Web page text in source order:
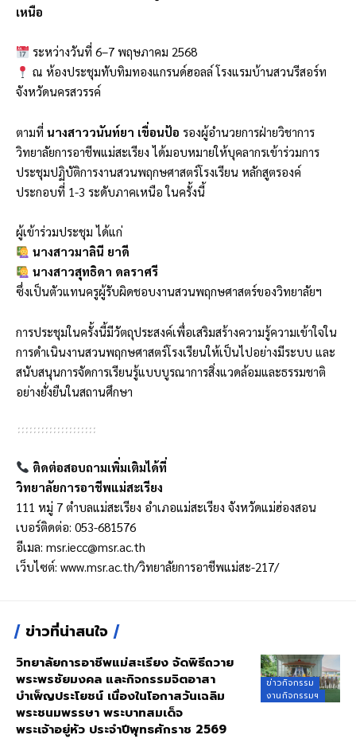
เหนือ
ระหว่างวันที่ 6–7 พฤษภาคม 2568
ณ ห้องประชุมทับทิมทองแกรนด์ฮอลล์ โรงแรมบ้านสวนรีสอร์ท
จังหวัดนครสวรรค์
ตามที่ นางสาววนันท์ยา เขื่อนป้อ รองผู้อำนวยการฝ่ายวิชาการ
วิทยาลัยการอาชีพแม่สะเรียง ได้มอบหมายให้บุคลากรเข้าร่วมการ
ประชุมปฏิบัติการงานสวนพฤกษศาสตร์โรงเรียน หลักสูตรองค์
ประกอบที่ 1-3 ระดับภาคเหนือ ในครั้งนี้
ผู้เข้าร่วมประชุม ได้แก่
นางสาวมาลินี ยาดี
นางสาวสุทธิดา ดลราศรี
ซึ่งเป็นตัวแทนครูผู้รับผิดชอบงานสวนพฤกษศาสตร์ของวิทยาลัยฯ
การประชุมในครั้งนี้มีวัตถุประสงค์เพื่อเสริมสร้างความรู้ความเข้าใจใน
การดำเนินงานสวนพฤกษศาสตร์โรงเรียนให้เป็นไปอย่างมีระบบ และ
สนับสนุนการจัดการเรียนรู้แบบบูรณาการสิ่งแวดล้อมและธรรมชาติ
อย่างยั่งยืนในสถานศึกษา
ติดต่อสอบถามเพิ่มเติมได้ที่
วิทยาลัยการอาชีพแม่สะเรียง
111 หมู่ 7 ตำบลแม่สะเรียง อำเภอแม่สะเรียง จังหวัดแม่ฮ่องสอน
เบอร์ติดต่อ: 053-681576
อีเมล: msr.iecc@msr.ac.th
เว็บไซต์: www.msr.ac.th/วิทยาลัยการอาชีพแม่สะ-217/
ข่าวที่น่าสนใจ
ข่าวกิจกรรม
งานกิจกรรมฯ
วิทยาลัยการอาชีพแม่สะเรียง จัดพิธีถวาย
พระพรชัยมงคล และกิจกรรมจิตอาสา
บำเพ็ญประโยชน์ เนื่องในโอกาสวันเฉลิม
พระชนมพรรษา พระบาทสมเด็จ
พระเจ้าอยู่หัว ประจำปีพุทธศักราช 2569